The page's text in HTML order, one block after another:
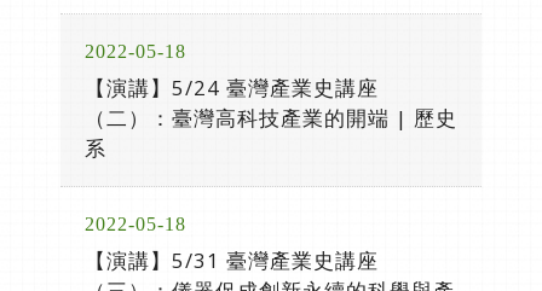
2022-05-18
【演講】5/24 臺灣產業史講座
（二）：臺灣高科技產業的開端 | 歷史
系
2022-05-18
【演講】5/31 臺灣產業史講座